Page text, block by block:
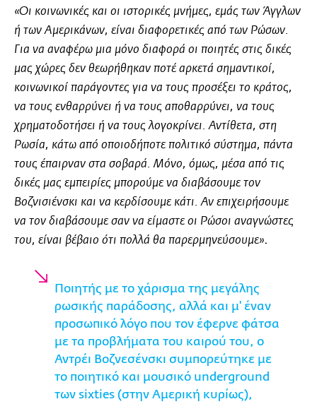
«Οι κοινωνικές και οι ιστορικές μνήμες, εμάς των Άγγλων
ή των Αμερικάνων, είναι διαφορετικές από των Ρώσων.
Για να αναφέρω μια μόνο διαφορά οι ποιητές στις δικές
μας χώρες δεν θεωρήθηκαν ποτέ αρκετά σημαντικοί,
κοινωνικοί παράγοντες για να τους προσέξει το κράτος,
να τους ενθαρρύνει ή να τους αποθαρρύνει, να τους
χρηματοδοτήσει ή να τους λογοκρίνει. Αντίθετα, στη
Ρωσία, κάτω από οποιοδήποτε πολιτικό σύστημα, πάντα
τους έπαιρναν στα σοβαρά. Μόνο, όμως, μέσα από τις
δικές μας εμπειρίες μπορούμε να διαβάσουμε τον
Βοζνισιένσκι και να κερδίσουμε κάτι. Αν επιχειρήσουμε
να τον διαβάσουμε σαν να είμαστε οι Ρώσοι αναγνώστες
του, είναι βέβαιο ότι πολλά θα παρερμηνεύσουμε».
Ποιητής με το χάρισμα της μεγάλης
ρωσικής παράδοσης, αλλά και μ' έναν
προσωπικό λόγο που τον έφερνε φάτσα
με τα προβλήματα του καιρού του, ο
Αντρέι Βοζνεσένσκι συμπορεύτηκε με
τo ποιητικό και μουσικό underground
των sixties (στην Αμερική κυρίως),